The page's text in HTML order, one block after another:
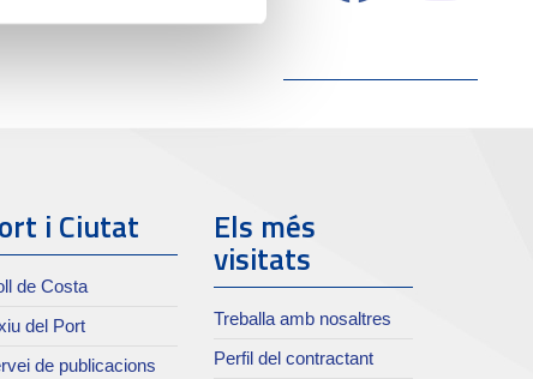
i Ciutat
de Costa
del Port
de publicacions
Els més
visitats
Treballa amb nosaltres
Perfil del contractant